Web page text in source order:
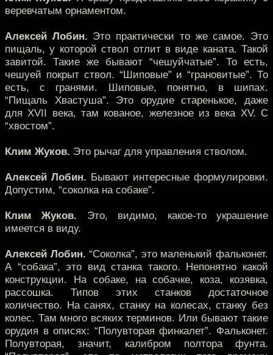
веревчатым орнаментом.
Алексей Лобин. Это практически то же самое. Это
пищаль, у которой ствол отлит в виде каната. Такой
завитой. Такие же бывают “чешуйчатые”. То есть,
чешуей покрыт ствол. “Шиповые” и “грановитые”. То
есть, с гранями. Шиповые, понятно, в шипах.
“Пищаль Хвастуша”. Это орудие старенькое, даже
для XVII века, там кованое, железное из века XV. С
“хвостом”.
Клим Жуков. Это рычаг для управления стволом.
Алексей Лобин. Бывают интересные формулировки.
Допустим, “соколка на собаке”.
Клим Жуков. Это, видимо, какое-то украшение
имеется в виду.
Алексей Лобин. “Соколка”, это маленький фальконет.
А “собака”, это вид станка такого. Непонятно какой
конструкции. На собаке, на собачке, коза, козявка,
рассошка. Типов этих станков достаточное
количество. На санях, станку на колесах, станку без
колес. Там много всяких терминов. Или бывают такие
орудия в описях: “Полувторая финкалет”. Фальконет.
Полувторая, значит, калибром полтора фунта.